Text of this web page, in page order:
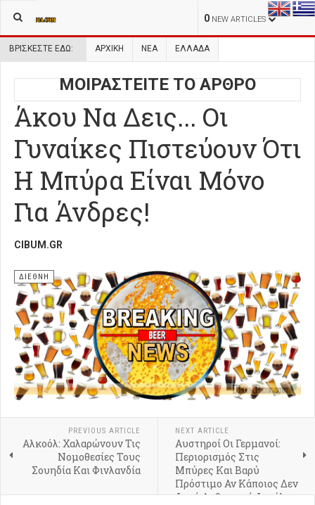
0 NEW ARTICLES
ΒΡΊΣΚΕΣΤΕ ΕΔΏ: ΑΡΧΙΚΉ ΝΕΑ ΕΛΛΑΔΑ
ΜΟΙΡΑΣΤΕΙΤΕ ΤΟ ΑΡΘΡΟ
Άκου Να Δεις... Οι
Γυναίκες Πιστεύουν Ότι
Η Μπύρα Είναι Μόνο
Για Άνδρες!
CIBUM.GR
ΔΙΕΘΝΗ
PREVIOUS ARTICLE
Αλκοόλ: Χαλαρώνουν Τις
Νομοθεσίες Τους
Σουηδία Και Φινλανδία
NEXT ARTICLE
Αυστηροί Οι Γερμανοί:
Περιορισμός Στις
Μπύρες Και Βαρύ
Πρόστιμο Αν Κάποιος Δεν
Φορά Αυθεντική Φανέλα